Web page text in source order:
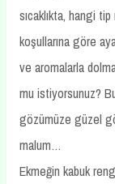
sıcaklıkta, hangi
koşullarına göre
ve aromalarla
mu istiyorsunuz?
gözümüze güzel
malum…
Ekmeğin kabuk